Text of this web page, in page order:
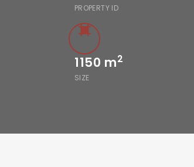
PROPERTY ID
1150 m2
SIZE